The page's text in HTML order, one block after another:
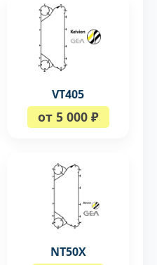
VT405
от 5 000 ₽
NT50X